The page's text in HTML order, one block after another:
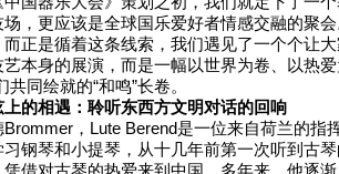
场，更应该是全球国乐爱好者情感交融的聚
而正是循着这条线索，我们遇见了一个个让
艺本身的展演，而是一幅以世界为卷、以热
共同绘就的“和鸣”长卷。
上的相遇：聆听东西方文明对话的回响
Brommer，Lute Berend是一位来自荷兰的指
习钢琴和小提琴，从十几年前第一次听到古